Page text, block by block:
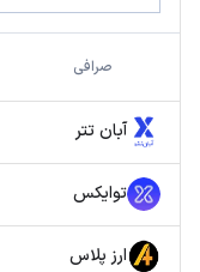
صرافی
آبان تتر
توایکس
ارز پلاس